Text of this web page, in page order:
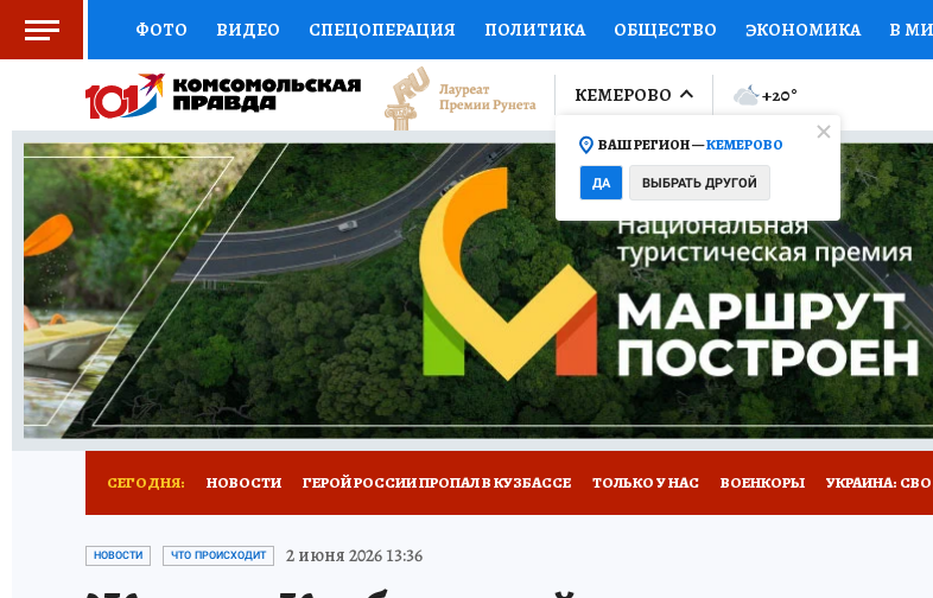
ФОТО ВИДЕО СПЕЦОПЕРАЦИЯ ПОЛИТИКА ОБЩЕСТВО ЭКОНОМИКА В
СОЦПОДДЕРЖКА НАУКА СПОРТ КОЛУМНИСТЫ ПРОИСШЕСТВИЯ
ВЫБОР ЭКСПЕРТОВ ДОКТОР ФИНАНСЫ ОТКРЫВАЕМ МИР Я ЗНАЮ СЕМЬЯ
КНИЖНАЯ ПОЛКА ПРОГНОЗЫ НА СПОРТ ПРОМОКОДЫ СЕРИАЛЫ
ПРЕСС-ЦЕНТР НЕДВИЖИМОСТЬ ТЕЛЕВИЗОР КОНКУРСЫ РАБОТА У НАС ГИД
РЕКЛАМА ТЕСТЫ НОВОЕ НА САЙТЕ
КЕМЕРОВО
ВАШ РЕГИОН —КЕМЕРОВО
ДА ВЫБРАТЬ ДРУГОЙ
+20°
СЕГОДНЯ: НОВОСТИ ГЕРОЙ РОССИИ ПРОПАЛ В КУЗБАССЕ ТОЛЬКО У НАС ВОЕНКОРЫ УКРАИНА:
ЗАПОВЕДНАЯ РОССИЯ ПРОИСШЕСТВИЯ
НОВОСТИ ЧТО ПРОИСХОДИТ 2 июня 2026 13:36